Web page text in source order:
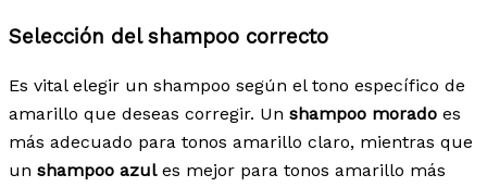
Selección del shampoo correcto
Es vital elegir un shampoo según el tono específico de
amarillo que deseas corregir. Un shampoo morado es
más adecuado para tonos amarillo claro, mientras que
un shampoo azules mejor para tonos amarillo más